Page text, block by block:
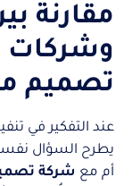
مقارنة
وشركات
تصميم
عند التفكير في
يطرح السؤال
أم مع شركة